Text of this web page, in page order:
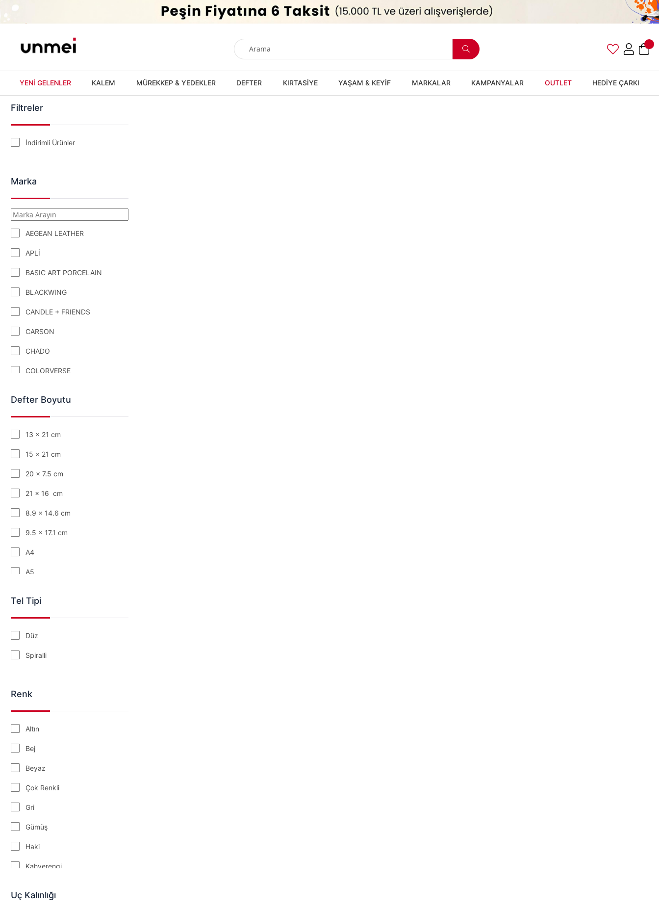
YENİ GELENLER KALEM MÜREKKEP & YEDEKLER DEFTER KIRTASİYE YAŞAM & KEYİF MARKALAR KAMPANYALAR OUTLET HEDİYE ÇARKI
Filtreler
İndirimli Ürünler
Marka
AEGEAN LEATHER
APLİ
BASIC ART PORCELAIN
BLACKWING
CANDLE + FRIENDS
CARSON
CHADO
COLORVERSE
Defter Boyutu
13 x 21 cm
15 x 21 cm
20 x 7.5 cm
21 x 16 cm
8.9 x 14.6 cm
9.5 x 17.1 cm
A4
A5
Tel Tipi
Düz
Spiralli
Renk
Altın
Bej
Beyaz
Çok Renkli
Gri
Gümüş
Haki
Kahverengi
Uç Kalınlığı